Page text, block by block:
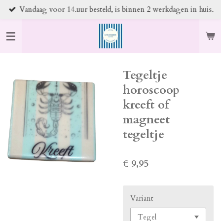
Ga
naar
de
hoofdinhoud
Vandaag voor 14.uur besteld, is binnen 2 werkdagen in huis.
Tegeltje
horoscoop
kreeft of
magneet
tegeltje
€ 9,95
Variant